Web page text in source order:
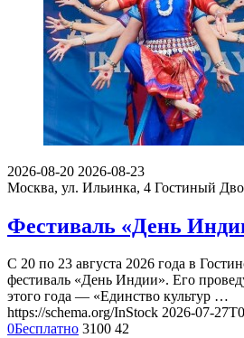
2026-08-20 2026-08-23
Москва, ул. Ильинка, 4 Гостиный
Фестиваль «День
С 20 по 23 августа 2026 года в
фестиваль «День Индии». Его
этого года — «Единство культур …
https://schema.org/InStock 2026-07-
0Бесплатно 3100 42